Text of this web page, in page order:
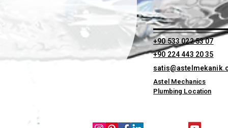
+90 533 022 53 07
+90 224 443 20 35
Astel Mechanics
Plumbing Location